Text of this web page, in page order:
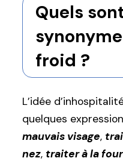
Quels
froid ?
L’idée
quelques
mauvais visage,
nez, traiter à la